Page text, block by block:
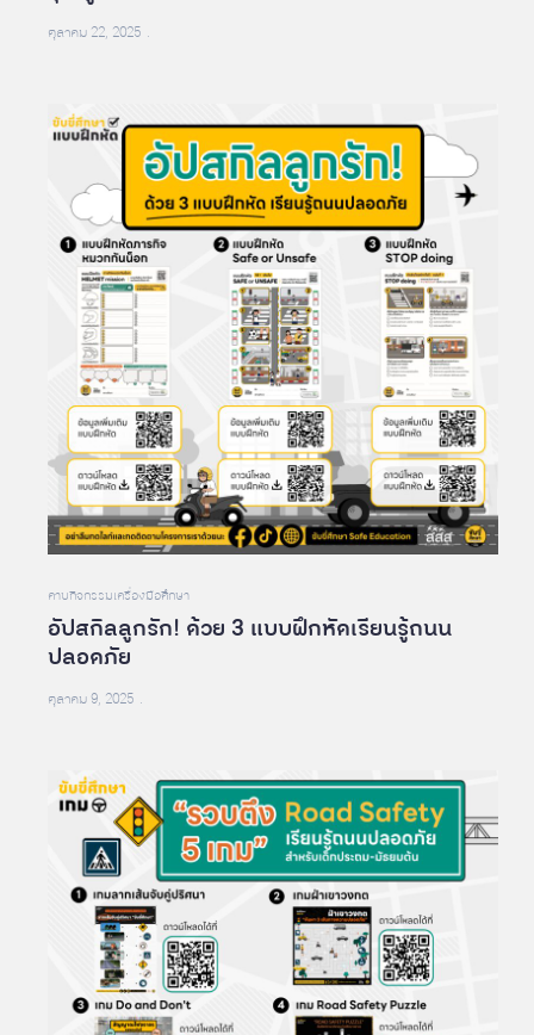
ตุลาคม 22, 2025
คาบกิจกรรมเครื่องมือศึกษา
อัปสกิลลูกรัก! ด้วย 3 แบบฝึกหัดเรียนรู้ถนน
ปลอดภัย
ตุลาคม 9, 2025